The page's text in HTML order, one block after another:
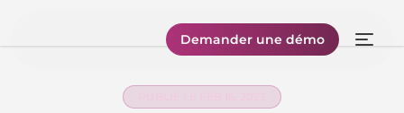
Demander une démo